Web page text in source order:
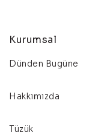
Kurumsal
Dünden Bugüne
Hakkımızda
Tüzük